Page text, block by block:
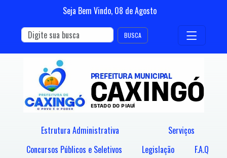
Seja Bem Vindo, 08 deAgosto
BUSCA
Estrutura Administrativa
Serviços
Concursos Públicos e Seletivos
Legislação F.A.Q